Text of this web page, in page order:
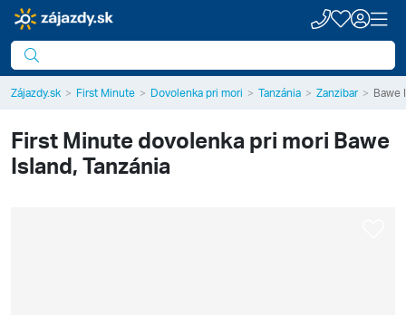
Zájazdy.sk First Minute Dovolenka pri mori Tanzánia Zanzibar Bawe
First Minute dovolenka pri mori Bawe
Island, Tanzánia